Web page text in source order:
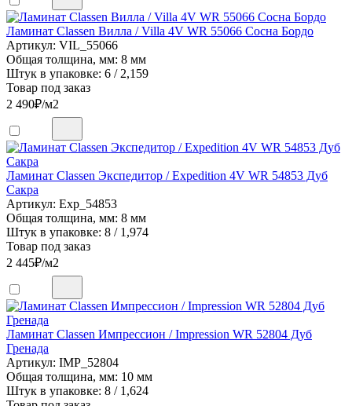
Ламинат Classen Вилла / Villa 4V WR 55066 Сосна Бордо
Артикул: VIL_55066
Общая толщина, мм: 8 мм
Штук в упаковке: 6 / 2,159
Товар под заказ
2 490₽/м2
Ламинат Classen Экспедитор / Expedition 4V WR 54853 Дуб
Сакра
Артикул: Exp_54853
Общая толщина, мм: 8 мм
Штук в упаковке: 8 / 1,974
Товар под заказ
2 445₽/м2
Ламинат Classen Импрессион / Impression WR 52804 Дуб
Гренада
Артикул: IMP_52804
Общая толщина, мм: 10 мм
Штук в упаковке: 8 / 1,624